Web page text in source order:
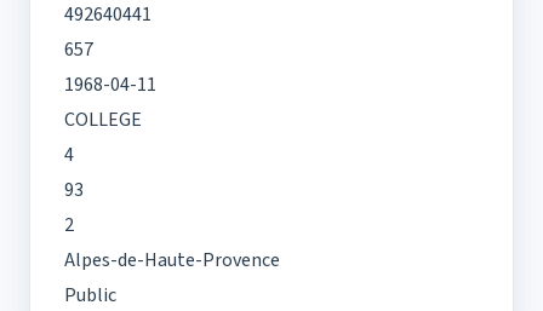
492640441
657
1968-04-11
COLLEGE
4
93
2
Alpes-de-Haute-Provence
Public